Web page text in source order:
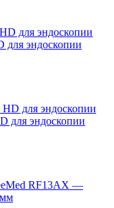
для эндоскопии
для эндоскопии